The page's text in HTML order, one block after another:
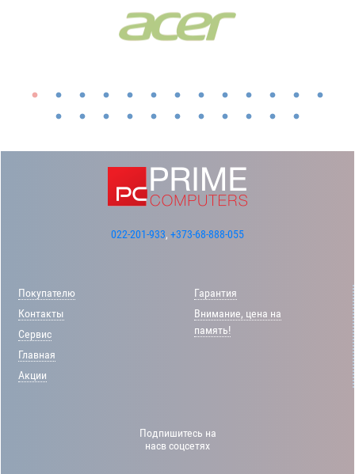
022-201-933, +373-68-888-055
Покупателю
Контакты
Сервис
Главная
Акции
Гарантия
Внимание, цена на
память!
Подпишитесь на
насв соцсетях